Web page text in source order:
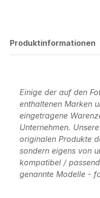
Produktinformationen
Einige der auf den
enthaltenen Marken
eingetragene
Unternehmen.
originalen Produkte
sondern eigens von
kompatibel /
genannte Modelle -